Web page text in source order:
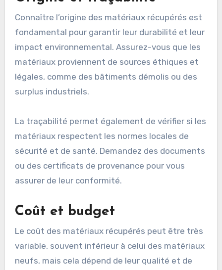
Connaître l’origine des matériaux récupérés est
fondamental pour garantir leur durabilité et leur
impact environnemental. Assurez-vous que les
matériaux proviennent de sources éthiques et
légales, comme des bâtiments démolis ou des
surplus industriels.
La traçabilité permet également de vérifier si les
matériaux respectent les normes locales de
sécurité et de santé. Demandez des documents
ou des certificats de provenance pour vous
assurer de leur conformité.
Coût et budget
Le coût des matériaux récupérés peut être très
variable, souvent inférieur à celui des matériaux
neufs, mais cela dépend de leur qualité et de